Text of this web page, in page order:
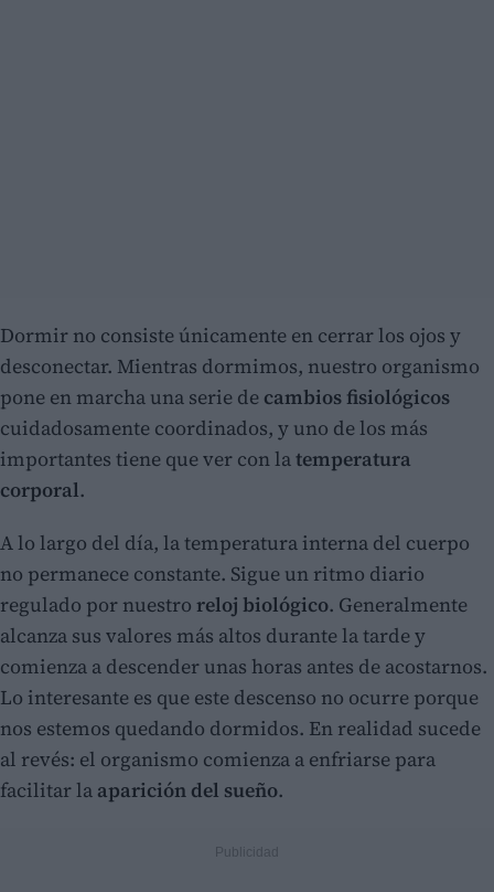
Dormir no consiste únicamente en cerrar los ojos y
desconectar. Mientras dormimos, nuestro organismo
pone en marcha una serie de cambios fisiológicos
cuidadosamente coordinados, y uno de los más
importantes tiene que ver con latemperatura
corporal.
A lo largo del día, la temperatura interna del cuerpo
no permanece constante. Sigue un ritmo diario
regulado por nuestro reloj biológico. Generalmente
alcanza sus valores más altos durante la tarde y
comienza a descender unas horas antes de acostarnos.
Lo interesante es que este descenso no ocurre porque
nos estemos quedando dormidos. En realidad sucede
al revés: el organismo comienza a enfriarse para
facilitar la aparición del sueño.